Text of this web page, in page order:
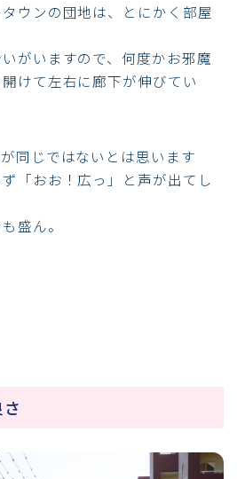
ウンの団地は、とにかく部屋
がいますので、何度かお邪魔
けて左右に廊下が伸びてい
同じではないとは思います
「おお！広っ」と声が出てし
盛ん。